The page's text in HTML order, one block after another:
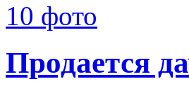
10 фото
Продается